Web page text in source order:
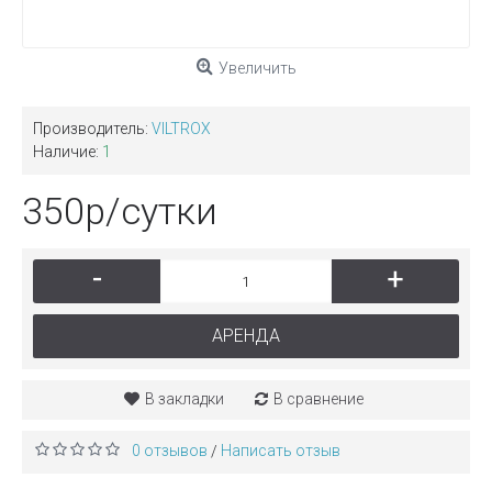
Увеличить
Производитель: VILTROX
Наличие: 1
350р/сутки
- +
АРЕНДА
В закладки В сравнение
0 отзывов / Написать отзыв